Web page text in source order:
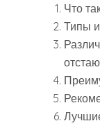
Что
Типы